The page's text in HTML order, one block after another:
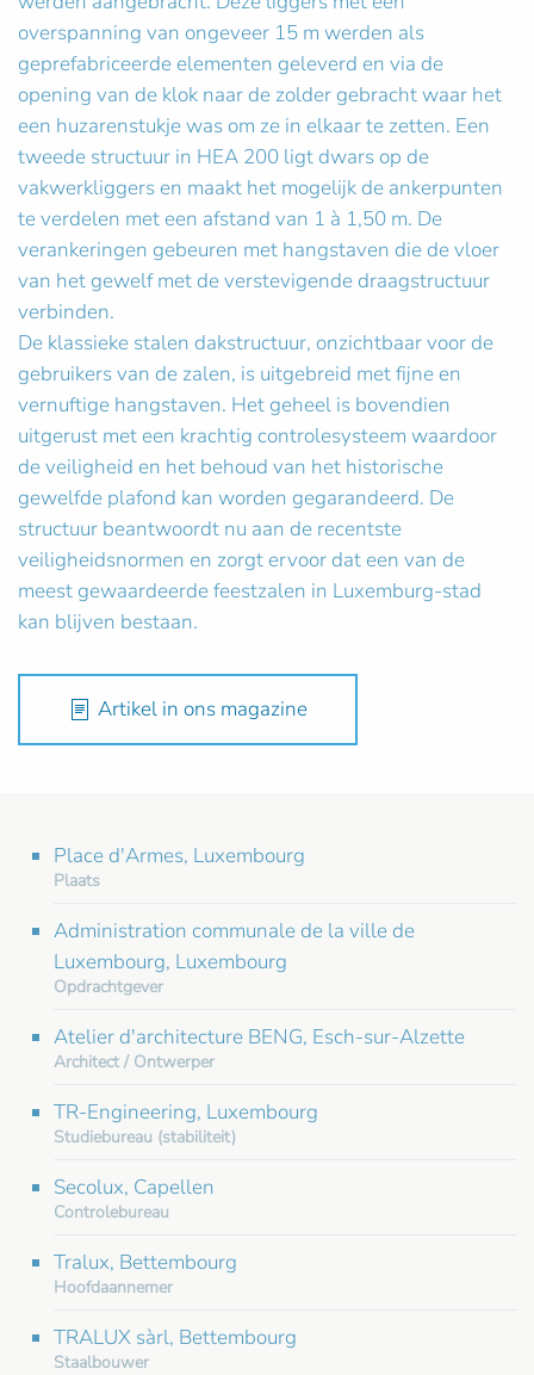
overspanning van ongeveer 15 m werden als
geprefabriceerde elementen geleverd en via de
opening van de klok naar de zolder gebracht waar het
een huzarenstukje was om ze in elkaar te zetten. Een
tweede structuur in HEA 200 ligt dwars op de
vakwerkliggers en maakt het mogelijk de ankerpunten
te verdelen met een afstand van 1 à 1,50 m. De
verankeringen gebeuren met hangstaven die de vloer
van het gewelf met de verstevigende draagstructuur
verbinden.
De klassieke stalen dakstructuur, onzichtbaar voor de
gebruikers van de zalen, is uitgebreid met fijne en
vernuftige hangstaven. Het geheel is bovendien
uitgerust met een krachtig controlesysteem waardoor
de veiligheid en het behoud van het historische
gewelfde plafond kan worden gegarandeerd. De
structuur beantwoordt nu aan de recentste
veiligheidsnormen en zorgt ervoor dat een van de
meest gewaardeerde feestzalen in Luxemburg-stad
kan blijven bestaan.
Artikel in ons magazine
Place d'Armes, Luxembourg
Plaats
Administration communale de la ville de
Luxembourg, Luxembourg
Opdrachtgever
Atelier d'architecture BENG, Esch-sur-Alzette
Architect / Ontwerper
TR-Engineering, Luxembourg
Studiebureau (stabiliteit)
Secolux, Capellen
Controlebureau
Tralux, Bettembourg
Hoofdaannemer
TRALUX sàrl, Bettembourg
Staalbouwer